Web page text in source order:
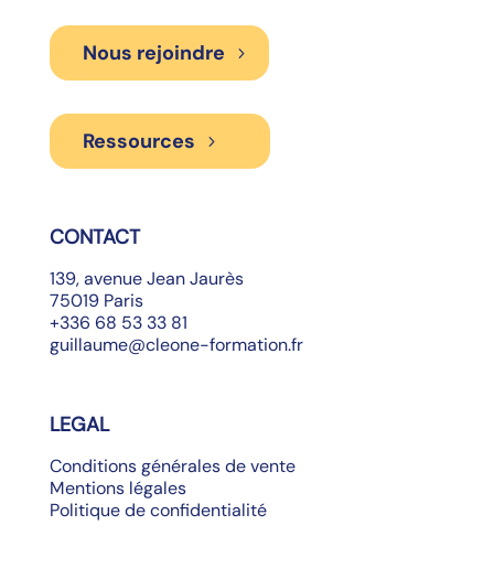
Nous rejoindre
Ressources
CONTACT
139, avenue Jean Jaurès
75019 Paris
+336 68 53 33 81
guillaume@cleone-formation.fr
LEGAL
Conditions générales de vente
Mentions légales
Politique de confidentialité